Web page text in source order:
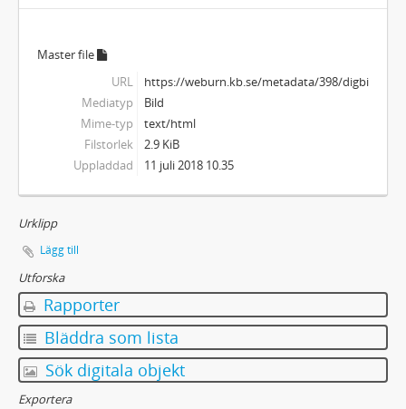
Master file
URL
https://weburn.kb.se/metadata/398/
Mediatyp
Bild
Mime-typ
text/html
Filstorlek
2.9 KiB
Uppladdad
11 juli 2018 10.35
Urklipp
Lägg till
Utforska
Rapporter
Bläddra som lista
Sök digitala objekt
Exportera